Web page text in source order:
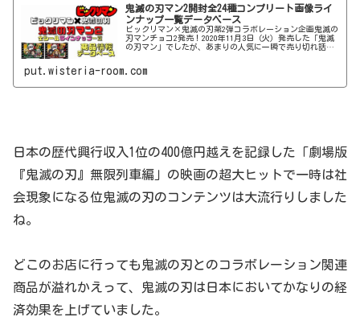
鬼滅の刃マン2開封全24種コンプリート画像ライ
ンナップ一覧データベース
ビックリマン×鬼滅の刃第2弾コラボレーション企画鬼滅の
刃マンチョコ2発売！2020年11月3日（火）発売した「鬼滅
の刃マン」でしたが、あまりの人気に一瞬で売り切れ話題
ョン企画の第2弾【鬼滅の刃マンチョコ2】が
put.wisteria-room.com
日本の歴代興行収入1位の400億円越えを記録した「劇場版
『鬼滅の刃』無限列車編」の映画の超大ヒットで一時は社
会現象になる位鬼滅の刃のコンテンツは大流行りしました
ね。
どこのお店に行っても鬼滅の刃とのコラボレーション関連
商品が溢れかえって、鬼滅の刃は日本においてかなりの経
済効果を上げていました。